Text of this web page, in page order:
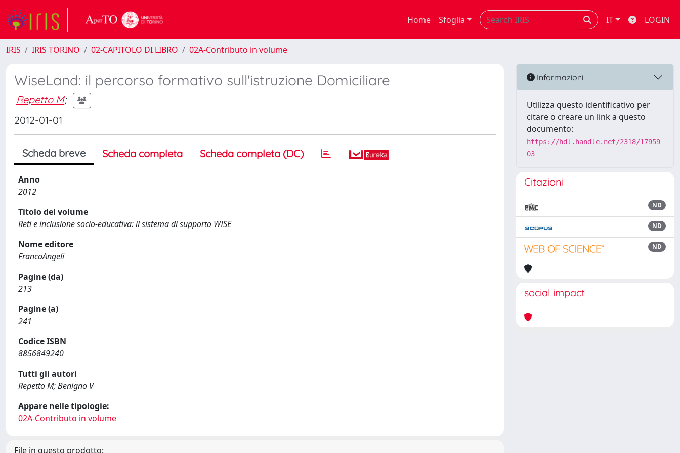
Home Sfoglia IT LOGIN
IRIS IRIS TORINO 02-CAPITOLO DI LIBRO 02A-Contributo in volume
WiseLand: il percorso formativo sull'istruzione Domiciliare
Repetto M;
2012-01-01
Scheda breve Scheda completa Scheda completa (DC)
Anno
2012
Titolo del volume
Reti e inclusione socio-educativa: il sistema di supporto WISE
Nome editore
FrancoAngeli
Pagine (da)
213
Pagine (a)
241
Codice ISBN
8856849240
Tutti gli autori
Repetto M; Benigno V
Appare nelle tipologie:
02A-Contributo in volume
File in questo prodotto:
Informazioni
Utilizza questo identificativo per
citare o creare un link a questo
documento:
https://hdl.handle.net/2318/17959
03
Citazioni
ND
ND
ND
social impact